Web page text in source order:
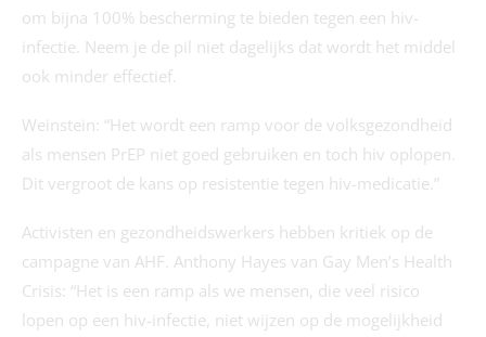
om bijna 100% bescherming te bieden tegen een hiv-
infectie. Neem je de pil niet dagelijks dat wordt het middel
ook minder effectief.
Weinstein: “Het wordt een ramp voor de volksgezondheid
als mensen PrEP niet goed gebruiken en toch hiv oplopen.
Dit vergroot de kans op resistentie tegen hiv-medicatie.”
Activisten en gezondheidswerkers hebben kritiek op de
campagne van AHF. Anthony Hayes van Gay Men’s Health
Crisis: “Het is een ramp als we mensen, die veel risico
lopen op een hiv-infectie, niet wijzen op de mogelijkheid